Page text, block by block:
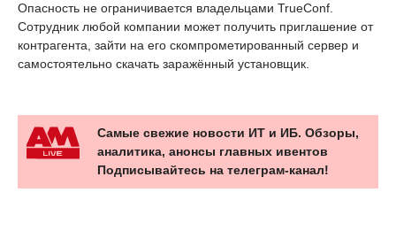
Опасность не ограничивается владельцами TrueConf.
Сотрудник любой компании может получить приглашение от
контрагента, зайти на его скомпрометированный сервер и
самостоятельно скачать заражённый установщик.
Самые свежие новости ИТ и ИБ. Обзоры,
аналитика, анонсы главных ивентов
Подписывайтесь на телеграм-канал!